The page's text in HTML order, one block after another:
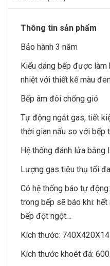
Thông tin sản phẩm
Bảo hành 3 năm
Kiểu dáng bếp được
nhiệt với thiết kế màu
Bếp âm đôi chống gió
Tự động ngắt gas, tiết
thời gian nấu so với bếp
Hệ thống đánh lửa bằng
Lượng gas tiêu thụ tối
Có hệ thống báo tự
trong bếp sẽ báo khi:
bếp đột ngột…
Kích thước:
Kích thước khoét đá: